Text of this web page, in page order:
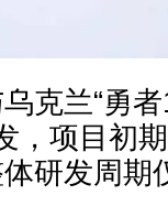
克兰“勇
，项目初
研发周期